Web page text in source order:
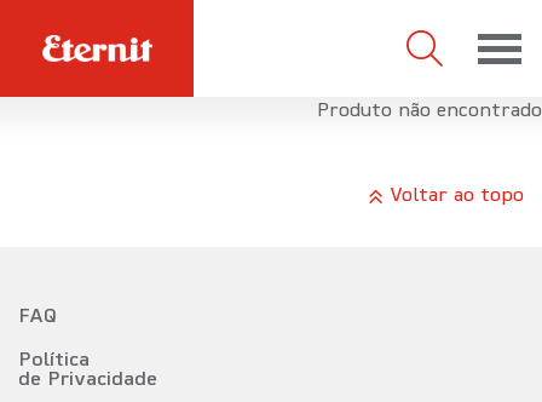
Busca
Produto não encontrado
FAQ
Política
de Privacidade
Voltar ao topo